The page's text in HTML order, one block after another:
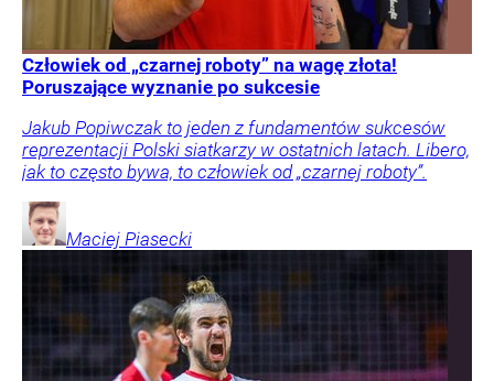
Człowiek od „czarnej roboty” na wagę złota!
Poruszające wyznanie po sukcesie
Jakub Popiwczak to jeden z fundamentów sukcesów
reprezentacji Polski siatkarzy w ostatnich latach. Libero,
jak to często bywa, to człowiek od „czarnej roboty”.
Maciej Piasecki